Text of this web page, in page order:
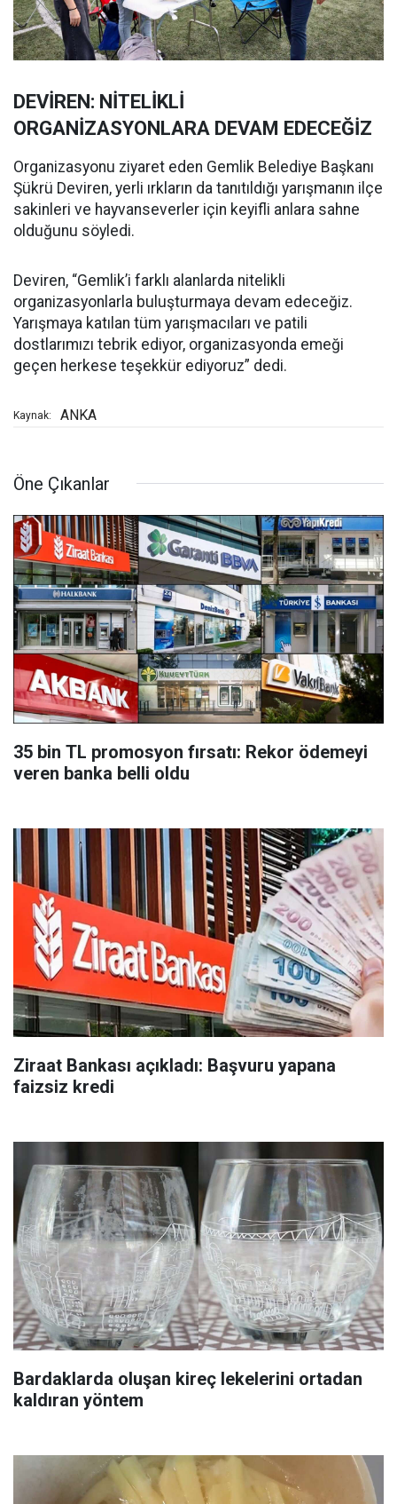
DEVİREN: NİTELİKLİ
ORGANİZASYONLARA DEVAM EDECEĞİZ
Organizasyonu ziyaret eden Gemlik Belediye Başkanı
Şükrü Deviren, yerli ırkların da tanıtıldığı yarışmanın ilçe
sakinleri ve hayvanseverler için keyifli anlara sahne
olduğunu söyledi.
Deviren, “Gemlik’i farklı alanlarda nitelikli
organizasyonlarla buluşturmaya devam edeceğiz.
Yarışmaya katılan tüm yarışmacıları ve patili
dostlarımızı tebrik ediyor, organizasyonda emeği
geçen herkese teşekkür ediyoruz” dedi.
Kaynak: ANKA
Öne Çıkanlar
35 bin TL promosyon fırsatı: Rekor ödemeyi
veren banka belli oldu
Ziraat Bankası açıkladı: Başvuru yapana
faizsiz kredi
Bardaklarda oluşan kireç lekelerini ortadan
kaldıran yöntem